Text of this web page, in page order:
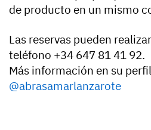
de producto en un mismo
Las reservas pueden
teléfono +34 647 81 41 92.
Más información en su
@abrasamarlanzarote